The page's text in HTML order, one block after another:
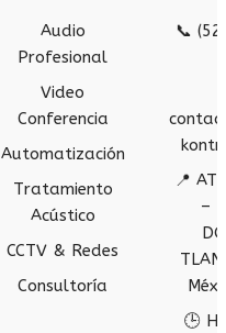
Audio
Profesional
Video
Conferencia
Automatización
Tratamiento
Acústico
CCTV & Redes
Consultoría
📞
📍
–
🕒